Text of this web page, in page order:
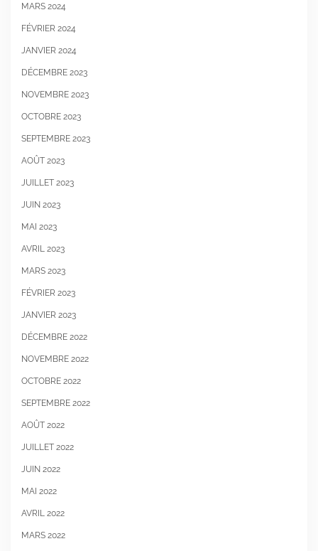
MARS 2024
FÉVRIER 2024
JANVIER 2024
DÉCEMBRE 2023
NOVEMBRE 2023
OCTOBRE 2023
SEPTEMBRE 2023
AOÛT 2023
JUILLET 2023
JUIN 2023
MAI 2023
AVRIL 2023
MARS 2023
FÉVRIER 2023
JANVIER 2023
DÉCEMBRE 2022
NOVEMBRE 2022
OCTOBRE 2022
SEPTEMBRE 2022
AOÛT 2022
JUILLET 2022
JUIN 2022
MAI 2022
AVRIL 2022
MARS 2022